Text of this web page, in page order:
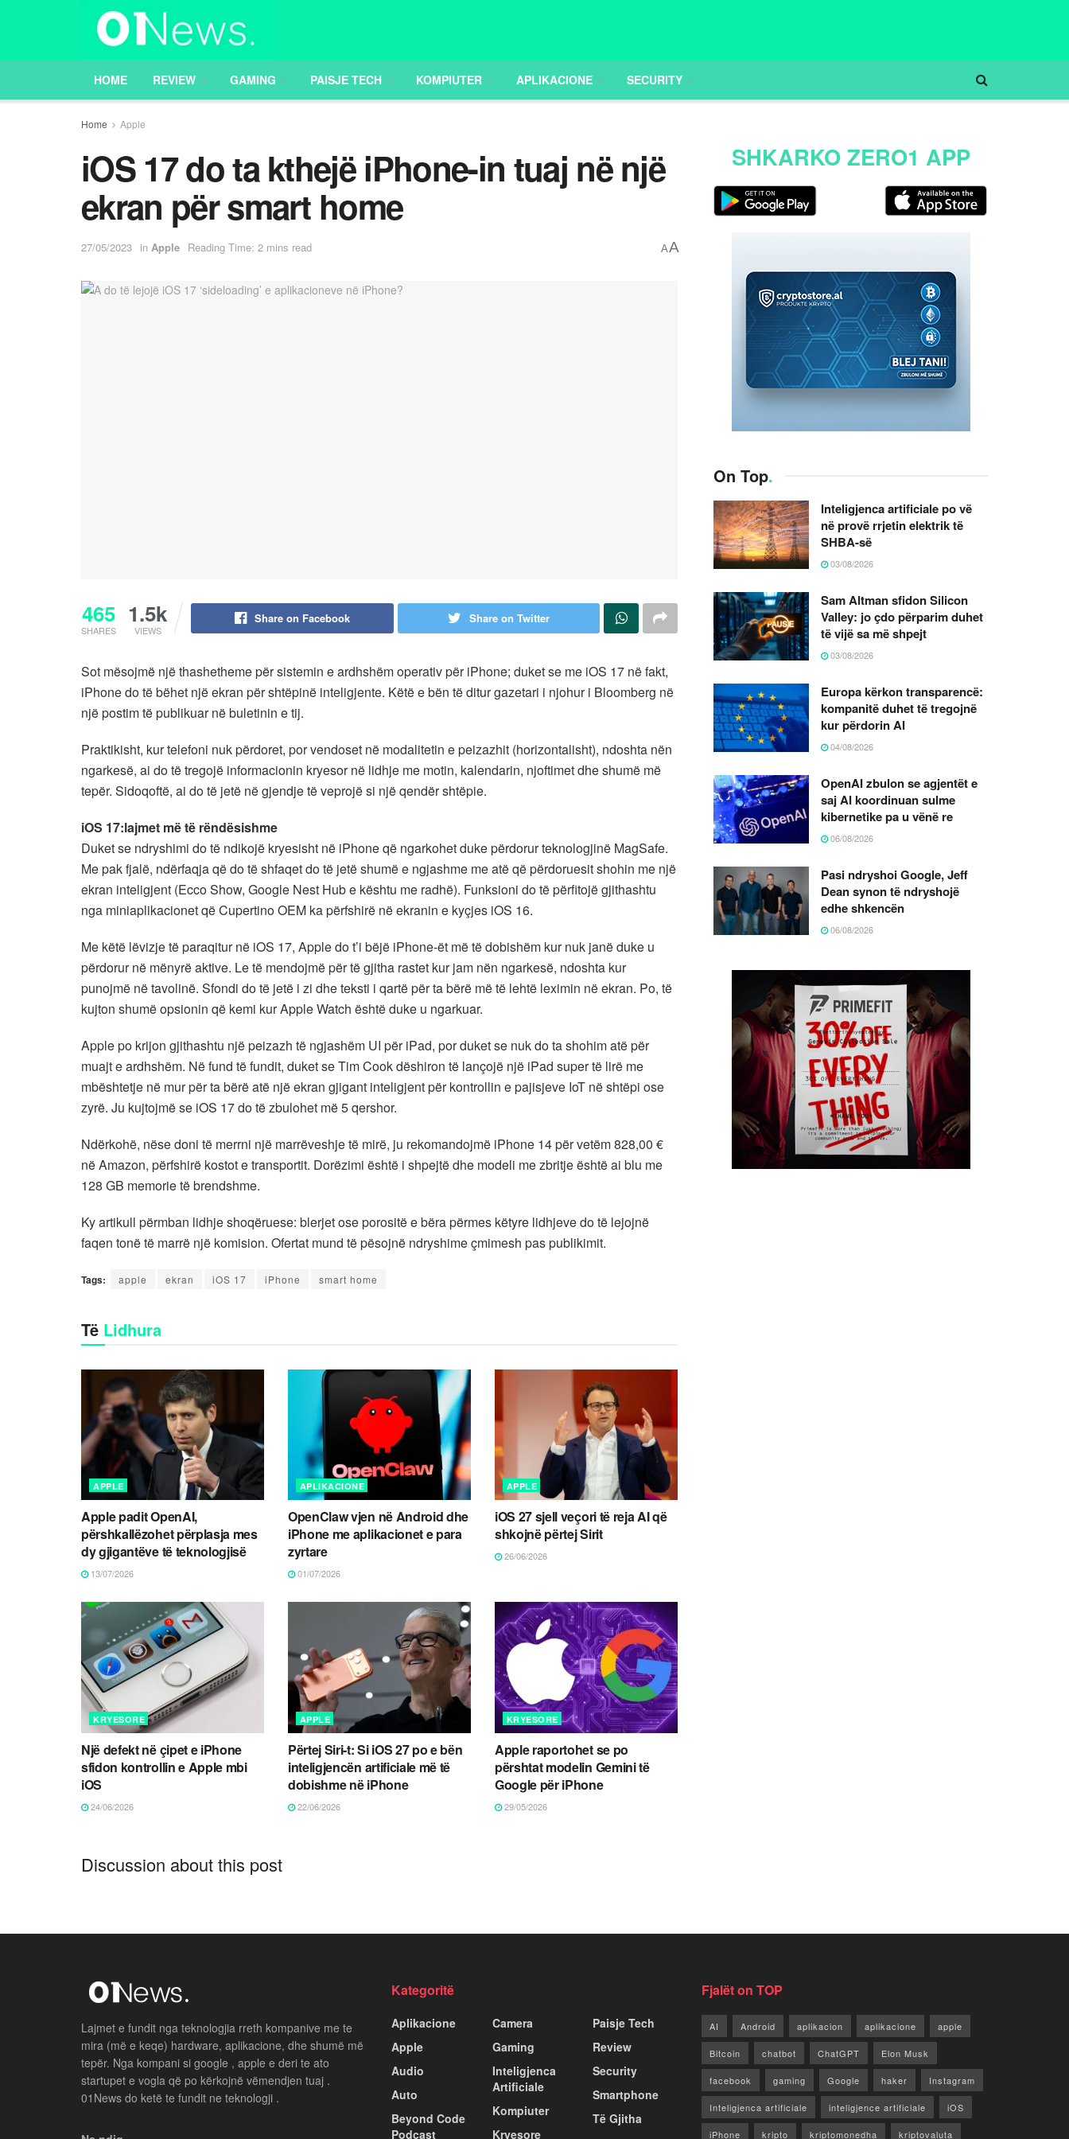
HOME REVIEW GAMING PAISJE TECH KOMPIUTER APLIKACIONE SECURITY
Home Apple
iOS 17 do ta kthejë iPhone-in tuaj në një
ekran për smart home
27/05/2023 in Apple Reading Time: 2 mins read AA
465
SHARES
1.5k
VIEWS
Share on Facebook Share on Twitter
Sot mësojmë një thashetheme për sistemin e ardhshëm operativ për iPhone; duket se me iOS 17 në fakt,
iPhone do të bëhet një ekran për shtëpinë inteligjente. Këtë e bën të ditur gazetari i njohur i Bloomberg në
një postim të publikuar në buletinin e tij.
Praktikisht, kur telefoni nuk përdoret, por vendoset në modalitetin e peizazhit (horizontalisht), ndoshta nën
ngarkesë, ai do të tregojë informacionin kryesor në lidhje me motin, kalendarin, njoftimet dhe shumë më
tepër. Sidoqoftë, ai do të jetë në gjendje të veprojë si një qendër shtëpie.
iOS 17:lajmet më të rëndësishme
Duket se ndryshimi do të ndikojë kryesisht në iPhone që ngarkohet duke përdorur teknologjinë MagSafe.
Me pak fjalë, ndërfaqja që do të shfaqet do të jetë shumë e ngjashme me atë që përdoruesit shohin me një
ekran inteligjent (Ecco Show, Google Nest Hub e kështu me radhë). Funksioni do të përfitojë gjithashtu
nga miniaplikacionet që Cupertino OEM ka përfshirë në ekranin e kyçjes iOS 16.
Me këtë lëvizje të paraqitur në iOS 17, Apple do t’i bëjë iPhone-ët më të dobishëm kur nuk janë duke u
përdorur në mënyrë aktive. Le të mendojmë për të gjitha rastet kur jam nën ngarkesë, ndoshta kur
punojmë në tavolinë. Sfondi do të jetë i zi dhe teksti i qartë për ta bërë më të lehtë leximin në ekran. Po, të
kujton shumë opsionin që kemi kur Apple Watch është duke u ngarkuar.
Apple po krijon gjithashtu një peizazh të ngjashëm UI për iPad, por duket se nuk do ta shohim atë për
muajt e ardhshëm. Në fund të fundit, duket se Tim Cook dëshiron të lançojë një iPad super të lirë me
mbështetje në mur për ta bërë atë një ekran gjigant inteligjent për kontrollin e pajisjeve IoT në shtëpi ose
zyrë. Ju kujtojmë se iOS 17 do të zbulohet më 5 qershor.
Ndërkohë, nëse doni të merrni një marrëveshje të mirë, ju rekomandojmë iPhone 14 për vetëm 828,00 €
në Amazon, përfshirë kostot e transportit. Dorëzimi është i shpejtë dhe modeli me zbritje është ai blu me
128 GB memorie të brendshme.
Ky artikull përmban lidhje shoqëruese: blerjet ose porositë e bëra përmes këtyre lidhjeve do të lejojnë
faqen tonë të marrë një komision. Ofertat mund të pësojnë ndryshime çmimesh pas publikimit.
Tags: apple ekran iOS 17 iPhone smart home
Të Lidhura
APPLE
Apple padit OpenAI,
përshkallëzohet përplasja mes
dy gjigantëve të teknologjisë
13/07/2026
APLIKACIONE
OpenClaw vjen në Android dhe
iPhone me aplikacionet e para
zyrtare
01/07/2026
APPLE
iOS 27 sjell veçori të reja AI që
shkojnë përtej Sirit
26/06/2026
KRYESORE
Një defekt në çipet e iPhone
sfidon kontrollin e Apple mbi
iOS
24/06/2026
APPLE
Përtej Siri-t: Si iOS 27 po e bën
inteligjencën artificiale më të
dobishme në iPhone
22/06/2026
KRYESORE
Apple raportohet se po
përshtat modelin Gemini të
Google për iPhone
29/05/2026
Discussion about this post
SHKARKO ZERO1 APP
On Top.
Inteligjenca artificiale po vë
në provë rrjetin elektrik të
SHBA-së
03/08/2026
Sam Altman sfidon Silicon
Valley: jo çdo përparim duhet
të vijë sa më shpejt
03/08/2026
Europa kërkon transparencë:
kompanitë duhet të tregojnë
kur përdorin AI
04/08/2026
OpenAI zbulon se agjentët e
saj AI koordinuan sulme
kibernetike pa u vënë re
06/08/2026
Pasi ndryshoi Google, Jeff
Dean synon të ndryshojë
edhe shkencën
06/08/2026
Lajmet e fundit nga teknologjia rreth kompanive me te
mira (më e keqe) hardware, aplikacione, dhe shumë më
tepër. Nga kompani si google , apple e deri te ato
startupet e vogla që po kërkojnë vëmendjen tuaj .
01News do ketë te fundit ne teknologji .
Kategoritë
Aplikacione
Apple
Audio
Auto
Beyond Code
Podcast
Camera
Gaming
Inteligjenca
Artificiale
Kompiuter
Kryesore
Paisje Tech
Review
Security
Smartphone
Të Gjitha
Fjalët on TOP
AI Android aplikacion aplikacione apple
Bitcoin chatbot ChatGPT Elon Musk
facebook gaming Google haker Instagram
Inteligjenca artificiale inteligjence artificiale iOS
iPhone kripto kriptomonedha kriptovaluta